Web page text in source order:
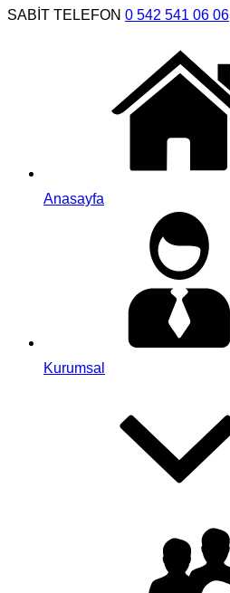
SABİT TELEFON 0 542 541 06 06
Anasayfa
Kurumsal